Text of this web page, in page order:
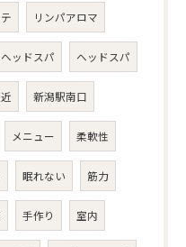
リンパアロマ
ッドスパ ヘッドスパ
新潟駅南口
メニュー 柔軟性
眠れない 筋力
手作り 室内